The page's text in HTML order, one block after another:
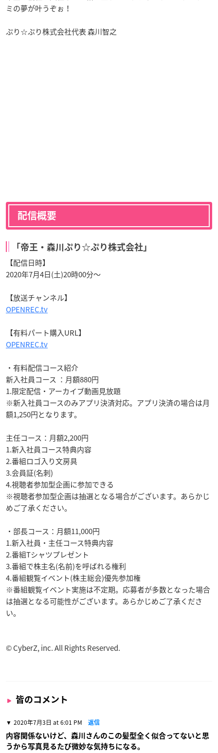
ミの夢が叶うぞぉ！
ぷり☆ぷり株式会社代表 森川智之
配信概要
「帝王・森川ぷり☆ぷり株式会社」
【配信日時】
2020年7月4日(土)20時00分～
【放送チャンネル】
OPENREC.tv
【有料パート購入URL】
OPENREC.tv
・有料配信コース紹介
新入社員コース ：月額880円
1.限定配信・アーカイブ動画見放題
※新入社員コースのみアプリ決済対応。アプリ決済の場合は月
額1,250円となります。
主任コース：月額2,200円
1.新入社員コース特典内容
2.番組ロゴ入り文房具
3.会員証(名刺)
4.視聴者参加型企画に参加できる
※視聴者参加型企画は抽選となる場合がございます。あらかじ
めご了承ください。
・部長コース：月額11,000円
1.新入社員・主任コース特典内容
2.番組Tシャツプレゼント
3.番組で株主名(名前)を呼ばれる権利
4.番組観覧イベント(株主総会)優先参加権
※番組観覧イベント実施は不定期。応募者が多数となった場合
は抽選となる可能性がございます。あらかじめご了承くださ
い。
© CyberZ, inc. All Rights Reserved.
皆のコメント
2020年7月3日 at 6:01 PM 返信
内容関係ないけど、森川さんのこの髪型全く似合ってないと思
うから写真見るたび微妙な気持ちになる。